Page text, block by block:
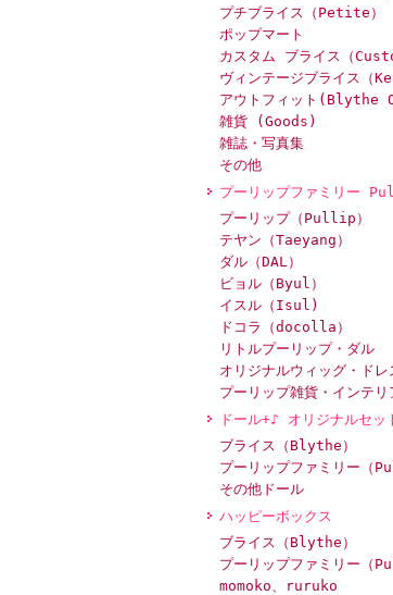
プチブライス（Petite）
ポップマート
カスタム ブライス（
ヴィンテージブライス（
アウトフィット
雑貨 (Goods)
雑誌・写真集
その他
プーリップファミリー
プーリップ（Pullip）
テヤン（Taeyang）
ダル（DAL）
ビョル（Byul）
イスル（Isul)
ドコラ（docolla）
リトルプーリップ・ダル
オリジナルウィッグ・ドレ
プーリップ雑貨・インテリ
ドール+♪ オリジナルセッ
ブライス（Blythe）
プーリップファミリー（
その他ドール
ハッピーボックス
ブライス（Blythe）
プーリップファミリー（
momoko、ruruko